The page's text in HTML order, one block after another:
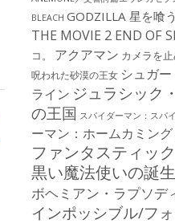
BLEACH GODZILLA 星を喰
THE MOVIE 2 END OF
コ。
アクアマン カメラを止
呪われた砂漠の王女 シュガ
ライン ジュラシック
の王国 スパイダーマン：スパ
ーマン：ホームカミング
ファンタスティッ
黒い魔法使いの誕生
ボヘミアン・ラプソデ
インポッシブル/フ